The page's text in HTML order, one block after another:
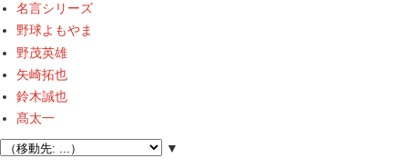
名言シリーズ
野球よもやま
野茂英雄
矢崎拓也
鈴木誠也
髙太一
▼